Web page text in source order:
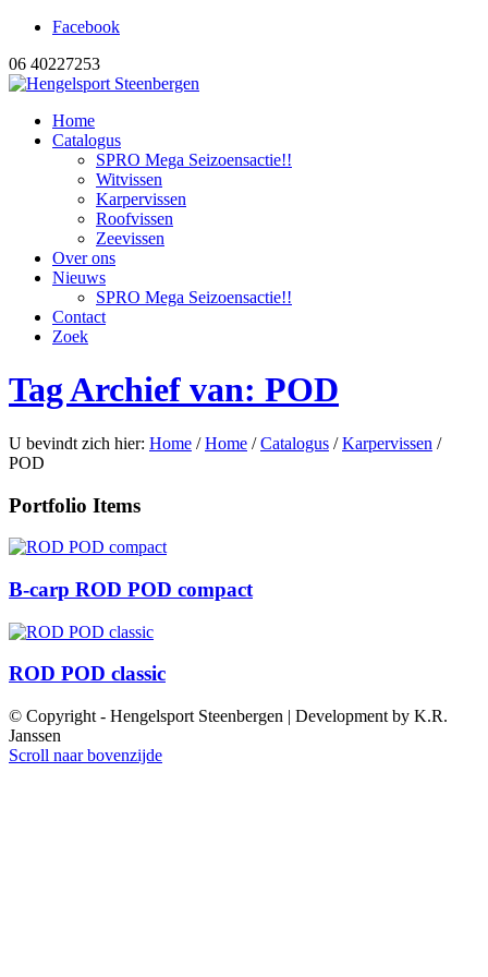
Facebook
06 40227253
Home
Catalogus
SPRO Mega Seizoensactie!!
Witvissen
Karpervissen
Roofvissen
Zeevissen
Over ons
Nieuws
SPRO Mega Seizoensactie!!
Contact
Zoek
Tag Archief van: POD
U bevindt zich hier: Home / Home / Catalogus / Karpervissen /
POD
Portfolio Items
B-carp ROD POD compact
ROD POD classic
© Copyright - Hengelsport Steenbergen | Development by K.R.
Janssen
Scroll naar bovenzijde